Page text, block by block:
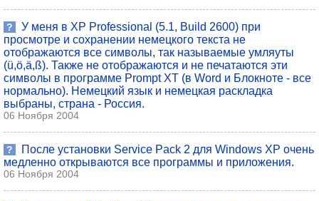
?
У меня в XP Professional (5.1, Build 2600) при
просмотре и сохранении немецкого текста не
отображаются все символы, так называемые умляуты
(ü,ö,ä,ß). Также не отображаются и не печатаются эти
символы в программе Prompt XT (в Word и Блокноте - все
нормально). Немецкий язык и немецкая раскладка
выбраны, страна - Россия.
06 Ноября 2004
?
После установки Service Pack 2 для Windows XP очень
медленно открываются все программы и приложения.
06 Ноября 2004